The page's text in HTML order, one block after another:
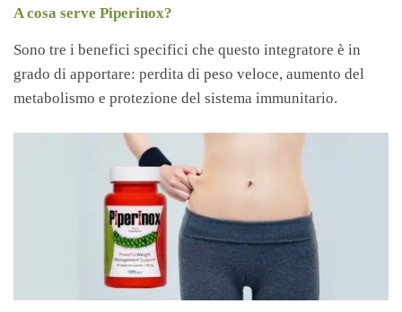
A cosa serve Piperinox?
Sono tre i benefici specifici che questo integratore è in
grado di apportare: perdita di peso veloce, aumento del
metabolismo e protezione del sistema immunitario.